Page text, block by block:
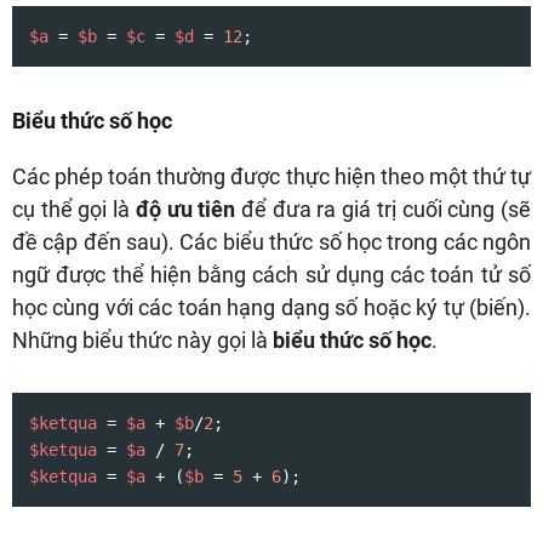
$a = $b = $c = $d = 12 ;
Biểu thức số học
Các phép toán thường được thực hiện theo một thứ tự
cụ thể gọi là độ ưu tiên để đưa ra giá trị cuối cùng (sẽ
đề cập đến sau). Các biểu thức số học trong các ngôn
ngữ được thể hiện bằng cách sử dụng các toán tử số
học cùng với các toán hạng dạng số hoặc ký tự (biến).
Những biểu thức này gọi là biểu thức số học.
$ketqua = $a + $b/2
$ketqua = $a / 7
$ketqua = $a + ($b = 5 + 6);